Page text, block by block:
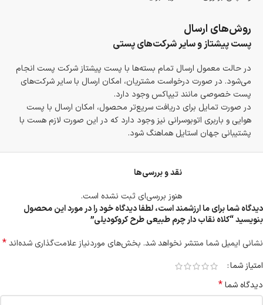
روش‌های ارسال
پست پیشتاز و سایر شرکت‌های پستی
در حالت معمول ارسال تمام بسته‌ها با پست پیشتاز شرکت پست انجام
می‌شود. در صورت درخواست مشتریان، امکان ارسال با سایر شرکت‌های
پست خصوصی مانند تیپاکس وجود دارد.
در صورت تمایل برای دریافت سریع‌تر محصول، امکان ارسال با پست
هوایی و باربری اتوبوسرانی نیز وجود دارد که در این صورت لازم هست با
پشتیبانی جهان استایل هماهنگ شود.
نقد و بررسی‌ها
هنوز بررسی‌ای ثبت نشده است.
دیدگاه شما برای ما ارزشمند است، لطفا دیدگاه خود را در مورد این محصول
بنویسید “کلاه نقاب دار چرم طبیعی طرح کروکودیلی”
نشانی ایمیل شما منتشر نخواهد شد. بخش‌های موردنیاز علامت‌گذاری شده‌اند*
امتیاز شما
دیدگاه شما*